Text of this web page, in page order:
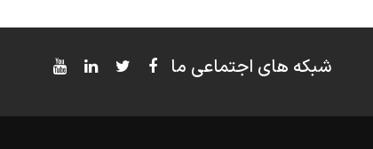
شبکه های اجتماعی ما